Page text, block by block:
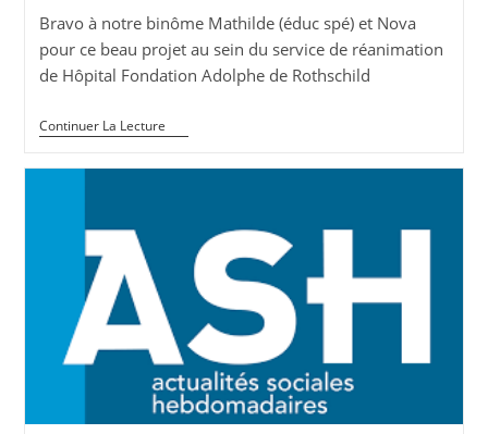
Bravo à notre binôme Mathilde (éduc spé) et Nova
pour ce beau projet au sein du service de réanimation
de Hôpital Fondation Adolphe de Rothschild
Continuer La LectureZoothérapie
En
L’hôpital
L’AFTAA